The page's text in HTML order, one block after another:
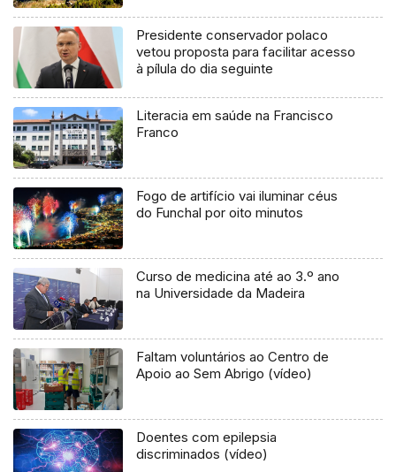
Presidente conservador polaco
vetou proposta para facilitar acesso
à pílula do dia seguinte
Literacia em saúde na Francisco
Franco
Fogo de artifício vai iluminar céus
do Funchal por oito minutos
Curso de medicina até ao 3.º ano
na Universidade da Madeira
Faltam voluntários ao Centro de
Apoio ao Sem Abrigo (vídeo)
Doentes com epilepsia
discriminados (vídeo)